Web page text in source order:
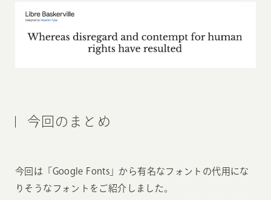
今回のまとめ
今回は「Google Fonts」から有名なフォントの代用にな
りそうなフォントをご紹介しました。